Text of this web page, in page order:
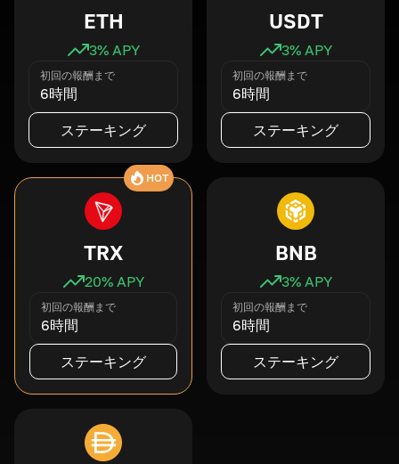
ETH
3% APY
初回の報酬まで
6時間
ステーキング
USDT
3% APY
初回の報酬まで
6時間
ステーキング
HOT
TRX
20% APY
初回の報酬まで
6時間
ステーキング
BNB
3% APY
初回の報酬まで
6時間
ステーキング